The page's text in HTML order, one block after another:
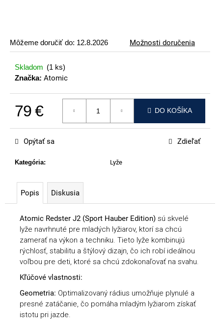
Môžeme doručiť do: 12.8.2026 Možnosti doručenia
Skladom (1 ks)
Značka: Atomic
79 €
Jednotková cena:
DO KOŠÍKA
Kategória: Lyže
Opýtať sa Zdieľať
Popis Diskusia
Atomic Redster J2 (Sport Hauber Edition) sú skvelé
lyže navrhnuté pre mladých lyžiarov, ktorí sa chcú
zamerať na výkon a techniku. Tieto lyže kombinujú
rýchlosť, stabilitu a štýlový dizajn, čo ich robí ideálnou
voľbou pre deti, ktoré sa chcú zdokonaľovať na svahu.
Kľúčové vlastnosti:
Geometria: Optimalizovaný rádius umožňuje plynulé a
presné zatáčanie, čo pomáha mladým lyžiarom získať
istotu pri jazde.
ú
č
a
m
e
VOLKL
RACETIGER
SL
WORLDCUP